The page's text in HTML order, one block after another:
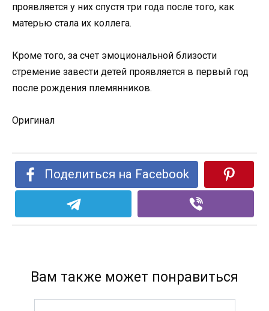
проявляется у них спустя три года после того, как
матерью стала их коллега.
Кроме того, за счет эмоциональной близости
стремение завести детей проявляется в первый год
после рождения племянников.
Оригинал
Поделиться на Facebook
Вам также может понравиться